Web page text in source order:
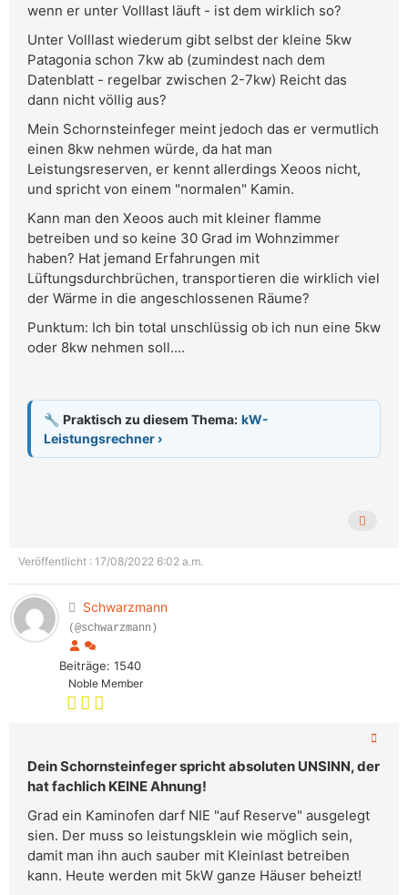
wenn er unter Volllast läuft - ist dem wirklich so?
Unter Volllast wiederum gibt selbst der kleine 5kw
Patagonia schon 7kw ab (zumindest nach dem
Datenblatt - regelbar zwischen 2-7kw) Reicht das
dann nicht völlig aus?
Mein Schornsteinfeger meint jedoch das er vermutlich
einen 8kw nehmen würde, da hat man
Leistungsreserven, er kennt allerdings Xeoos nicht,
und spricht von einem "normalen" Kamin.
Kann man den Xeoos auch mit kleiner flamme
betreiben und so keine 30 Grad im Wohnzimmer
haben? Hat jemand Erfahrungen mit
Lüftungsdurchbrüchen, transportieren die wirklich viel
der Wärme in die angeschlossenen Räume?
Punktum: Ich bin total unschlüssig ob ich nun eine 5kw
oder 8kw nehmen soll....
🔧 Praktisch zu diesem Thema: kW-
Leistungsrechner ›
Veröffentlicht : 17/08/2022 6:02 a.m.
Schwarzmann
(@schwarzmann)
Beiträge: 1540
Noble Member
Dein Schornsteinfeger spricht absoluten UNSINN, der
hat fachlich KEINE Ahnung!
Grad ein Kaminofen darf NIE "auf Reserve" ausgelegt
sien. Der muss so leistungsklein wie möglich sein,
damit man ihn auch sauber mit Kleinlast betreiben
kann. Heute werden mit 5kW ganze Häuser beheizt!